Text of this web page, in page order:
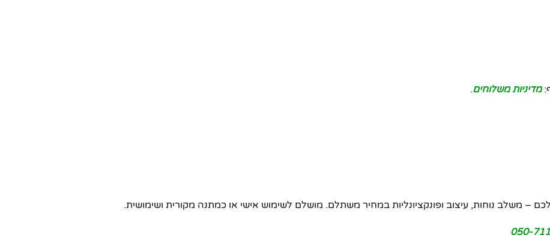
מדיניות משלוחים.
– משלב נוחות, עיצוב ופונקציונליות במחיר משתלם. מושלם לשימוש אישי או כמתנה מקורית ושימושית.
050-